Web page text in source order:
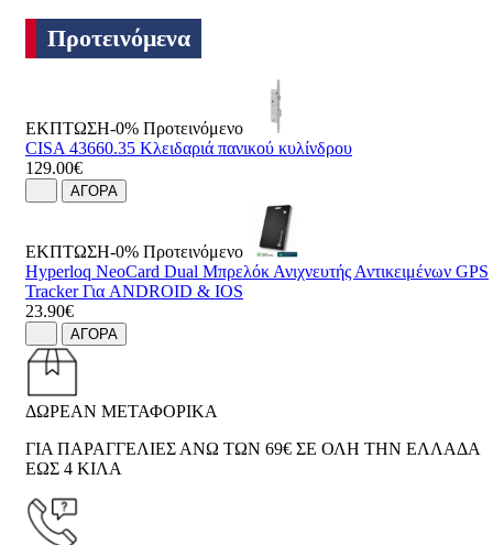
Προτεινόμενα
ΕΚΠΤΩΣΗ-0% Προτεινόμενο
CISA 43660.35 Κλειδαριά πανικού κυλίνδρου
129.00€
ΑΓΟΡΑ
ΕΚΠΤΩΣΗ-0% Προτεινόμενο
Hyperloq NeoCard Dual Μπρελόκ Ανιχνευτής Αντικειμένων GPS
Tracker Για ANDROID & IOS
23.90€
ΑΓΟΡΑ
ΔΩΡΕΑΝ ΜΕΤΑΦΟΡΙΚΑ
ΓΙΑ ΠΑΡΑΓΓΕΛΙΕΣ ΑΝΩ ΤΩΝ 69€ ΣΕ ΟΛΗ ΤΗΝ ΕΛΛΑΔΑ
ΕΩΣ 4 ΚΙΛΑ